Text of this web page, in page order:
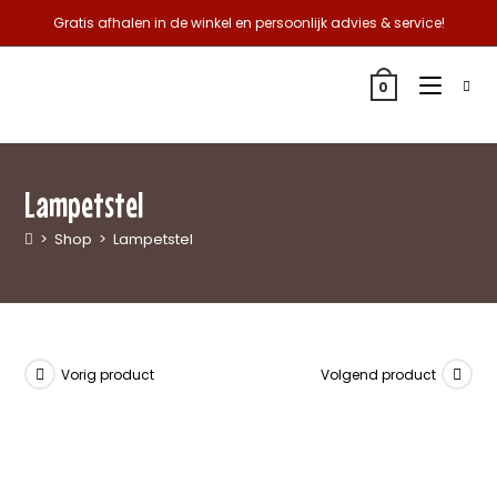
Gratis afhalen in de winkel en persoonlijk advies & service!
0
Lampetstel
> Shop > Lampetstel
Vorig product Volgend product